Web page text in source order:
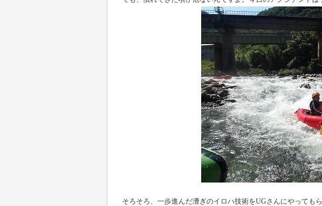
そろそろ、一歩進んだ漕ぎのイロハ技術をUGさんにやってもら